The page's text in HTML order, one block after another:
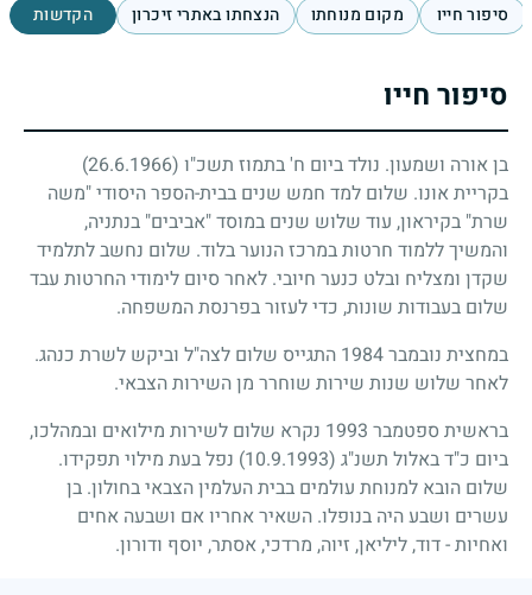
סיפור חייו מקום מנוחתו הנצחתו באתרי זיכרון הקדשות
סיפור חייו
בן אורה ושמעון. נולד ביום ח' בתמוז תשכ"ו (26.6.1966)
בקריית אונו. שלום למד חמש שנים בבית-הספר היסודי "משה
שרת" בקיראון, עוד שלוש שנים במוסד "אביבים" בנתניה,
והמשיך ללמוד חרטות במרכז הנוער בלוד. שלום נחשב לתלמיד
שקדן ומצליח ובלט כנער חיובי. לאחר סיום לימודי החרטות עבד
שלום בעבודות שונות, כדי לעזור בפרנסת המשפחה.
במחצית נובמבר1984 התגייס שלום לצה"ל וביקש לשרת כנהג.
לאחר שלוש שנות שירות שוחרר מן השירות הצבאי.
בראשית ספטמבר 1993 נקרא שלום לשירות מילואים ובמהלכו,
ביום כ"ד באלול תשנ"ג (10.9.1993)
נפל בעת מילוי תפקידו.
שלום הובא למנוחת עולמים בבית העלמין הצבאי בחולון. בן
עשרים ושבע היה בנופלו. השאיר אחריו אם ושבעה אחים
ואחיות - דוד, ליליאן, זיוה, מרדכי, אסתר, יוסף ודורון.